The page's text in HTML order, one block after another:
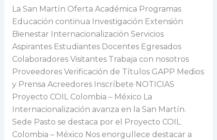
La San Martín Oferta Académica Programas
Educación continua Investigación Extensión
Bienestar Internacionalización Servicios
Aspirantes Estudiantes Docentes Egresados
Colaboradores Visitantes Trabaja con nosotros
Proveedores Verificación de Títulos GAPP Medios
y Prensa Acreedores Inscríbete NOTICIAS
Proyecto COIL Colombia – México La
Internacionalización avanza en la San Martín.
Sede Pasto se destaca por el Proyecto COIL
Colombia – México Nos enorgullece destacar a
Sede
Pasto
se
destaca
por
el
Proyecto
COIL
Colombia
–
México